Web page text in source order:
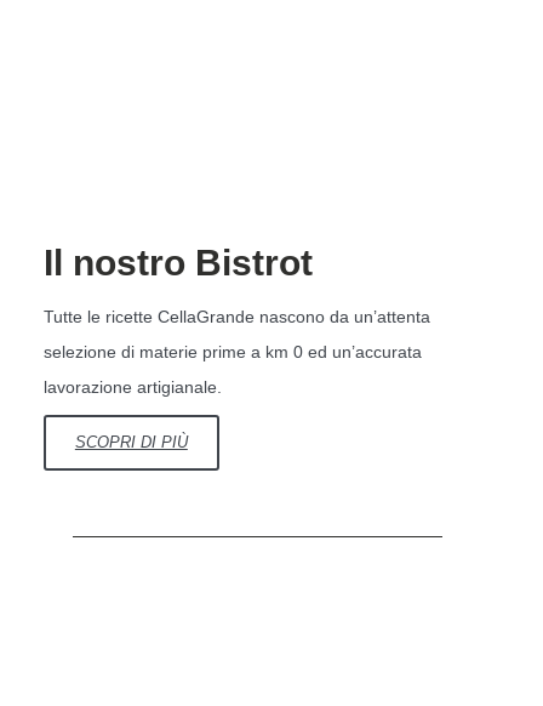
Il nostro Bistrot
Tutte le ricette CellaGrande nascono da un’attenta
selezione di materie prime a km 0 ed un’accurata
lavorazione artigianale.
SCOPRI DI PIÙ